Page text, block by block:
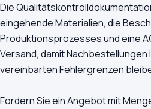
Die
eingehende Materialien, die
Produktionsprozesses und eine
Versand, damit Nachbestellungen
vereinbarten Fehlergrenzen
Fordern Sie ein Angebot mit